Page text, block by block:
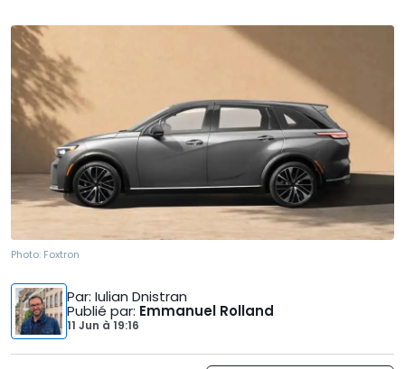
Photo: Foxtron
Par: Iulian Dnistran
Publié par: Emmanuel Rolland
11 Jun à 19:16